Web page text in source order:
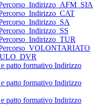
patto formativo Indirizzo
patto formativo Indirizzo
patto formativo Indirizzo